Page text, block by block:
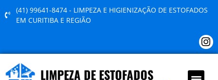
(41) 99641-8474 - LIMPEZA E HIGIENIZAÇÃO DE ESTOFADOS
EM CURITIBA E REGIÃO